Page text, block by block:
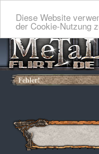
Diese Website
der Cookie-Nutzung
Fehler!